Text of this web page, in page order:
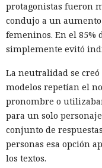
protagonistas fueron
condujo a un
femeninos. En el 85%
simplemente evitó
La neutralidad se
modelos repetían el
pronombre o
para un solo
conjunto de
personas esa opción
los textos.